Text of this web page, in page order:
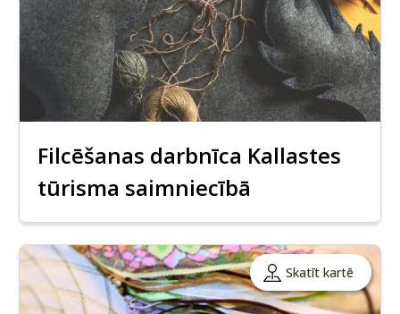
Filcēšanas darbnīca Kallastes
tūrisma saimniecībā
Skatīt kartē